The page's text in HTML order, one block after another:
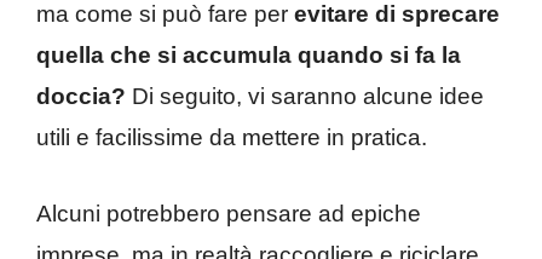
ma come si può fare per evitare di sprecare
quella che si accumula quando si fa la
doccia? Di seguito, vi saranno alcune idee
utili e facilissime da mettere in pratica.
Alcuni potrebbero pensare ad epiche